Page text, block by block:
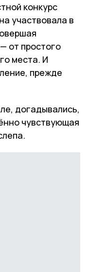
конкурс
участвовала в
от простого
места. И
прежде
догадывались,
чувствующая